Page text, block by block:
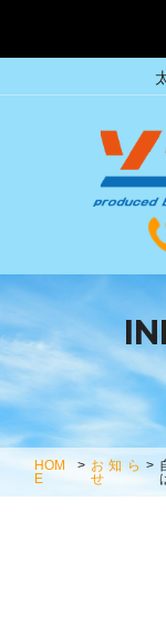
HOM
E
> お知ら
せ
>